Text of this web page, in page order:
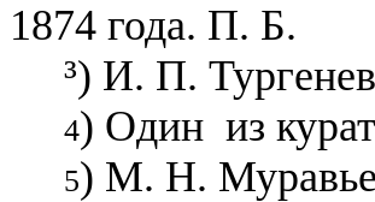
1874 года. П. Б.
³) И. П.
4) Один из
5) М. Н.